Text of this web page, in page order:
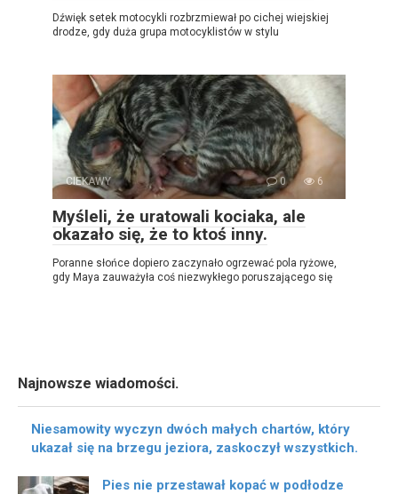
Dźwięk setek motocykli rozbrzmiewał po cichej wiejskiej
drodze, gdy duża grupa motocyklistów w stylu
CIEKAWY 0 6
Myśleli, że uratowali kociaka, ale
okazało się, że to ktoś inny.
Poranne słońce dopiero zaczynało ogrzewać pola ryżowe,
gdy Maya zauważyła coś niezwykłego poruszającego się
Najnowsze wiadomości.
Niesamowity wyczyn dwóch małych chartów, który
ukazał się na brzegu jeziora, zaskoczył wszystkich.
Pies nie przestawał kopać w podłodze